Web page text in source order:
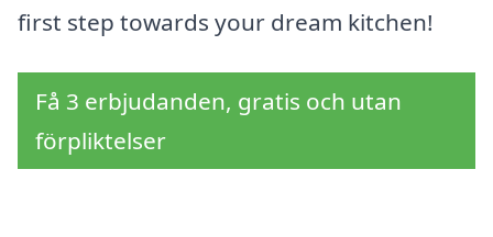
first step towards your dream kitchen!
Få 3 erbjudanden, gratis och utan
förpliktelser